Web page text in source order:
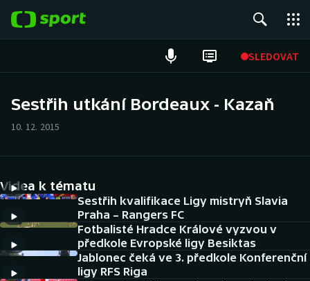
SLEDOVAT
Hokej
Tenis
Atletika
Cyklistika
DALŠÍ SPORTY
Sestřih utkání Bordeaux - Kazaň
10. 12. 2015
Videa k tématu
Sestřih kvalifikace Ligy mistryň Slavia
Praha – Rangers FC
Fotbalisté Hradce Králové vyzvou v
předkole Evropské ligy Besiktas
Jablonec čeká ve 3. předkole Konferenční
ligy RFS Riga